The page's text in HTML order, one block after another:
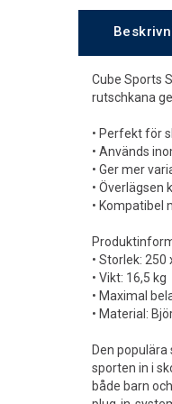
Cube Sports
rutschkana
• Perfekt för
• Används
• Ger mer
• Överlägsen
• Kompatibel
• Storlek: 250
• Vikt: 16,5 kg
• Maximal
• Material:
Den
sporten in i
både barn